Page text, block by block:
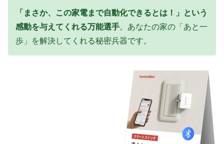
「まさか、この家電まで自動化できるとは！」という
感動を与えてくれる万能選手。あなたの家の「あと一
歩」を解決してくれる秘密兵器です。